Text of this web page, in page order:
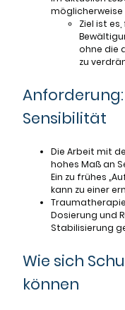
möglicherweise
Ziel ist
ohne die
zu
Sensibilität
Die Arbeit mit
hohes Maß an
Ein zu frühes
kann zu einer
Dosierung und
Stabilisierung
Wie sich
können